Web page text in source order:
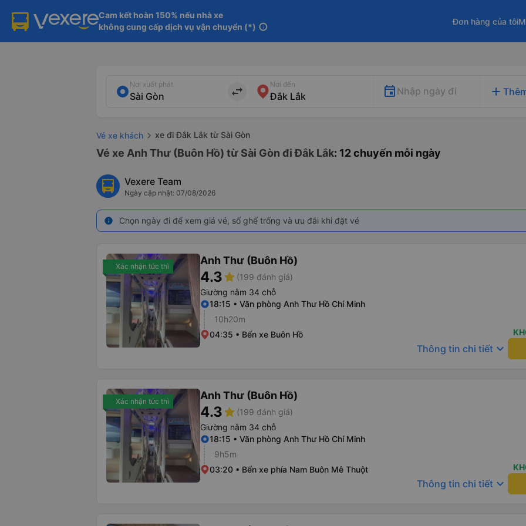
Cam kết hoàn 150% nếu nhà xe
không cung cấp dịch vụ vận chuyển (*) info
Đơn hàng của tôi
Nơi xuất phát
import_export
Nơi đến
Nhập ngày đi add
Vé xe khách xe đi Đắk Lắk từ Sài Gòn
Vé xe Anh Thư (Buôn Hồ) từ Sài Gòn đi Đắk Lắk: 12 chuyến mỗi ngày
Vexere Team
Ngày cập nhật: 07/08/2026
info Chọn ngày đi để xem giá vé, số ghế trống và ưu đãi khi đặt vé
Xác nhận tức thì Anh Thư (Buôn Hồ)
4.3star (199 đánh giá)
Giường nằm 34 chỗ
18:15 • Văn phòng Anh Thư Hồ Chí Minh
10h20m
04:35 • Bến xe Buôn Hồ
Thông tin chi tiết keyboard_arrow_down
Xác nhận tức thì Anh Thư (Buôn Hồ)
4.3star (199 đánh giá)
Giường nằm 34 chỗ
18:15 • Văn phòng Anh Thư Hồ Chí Minh
9h5m
03:20 • Bến xe phía Nam Buôn Mê Thuột
Thông tin chi tiết keyboard_arrow_down